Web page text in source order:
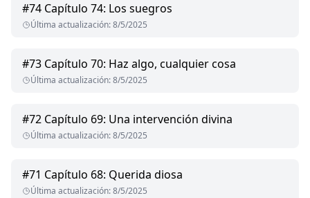
#74 Capítulo 74: Los suegros
Última actualización:8/5/2025
#73 Capítulo 70: Haz algo, cualquier cosa
Última actualización:8/5/2025
#72 Capítulo 69: Una intervención divina
Última actualización:8/5/2025
#71 Capítulo 68: Querida diosa
Última actualización:8/5/2025